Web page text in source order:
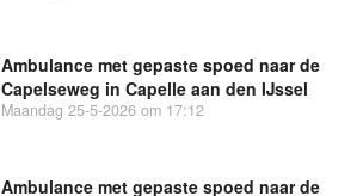
Ambulance met gepaste spoed naar de
Capelseweg in Capelle aan den IJssel
Maandag 25-5-2026 om 17:12
Ambulance met gepaste spoed naar de